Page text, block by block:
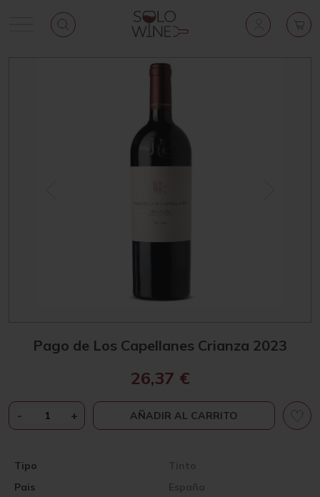
Pago de Los Capellanes Crianza 2023
Pais España
Tipo Tinto
26,37 €
-PAGO
DE
CAPELLANES
CRIANZA
2023
+ AÑADIR AL CARRITO